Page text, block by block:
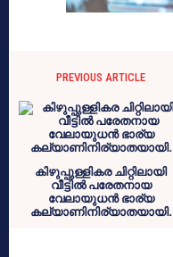
PREVIOUS ARTICLE
കിഴുപ്പുള്ളികര ചിറ്റിലായി
വീട്ടില്‍ പരേതനായ
വേലായുധന്‍ ഭാര്യ
കല്യാണിനിര്യാതയായി.